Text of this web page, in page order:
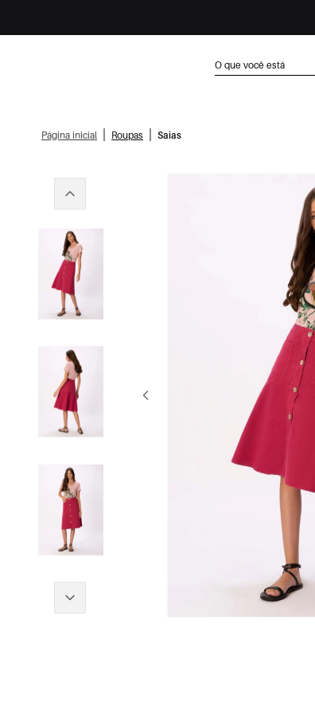
Página inicial Roupas Saias